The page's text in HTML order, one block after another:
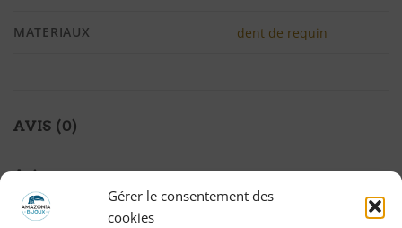
Gérer le consentement des
cookies
MATERIAUX dent de requin
AVIS (0)
Avis
Il n’y a pas encore d’avis.